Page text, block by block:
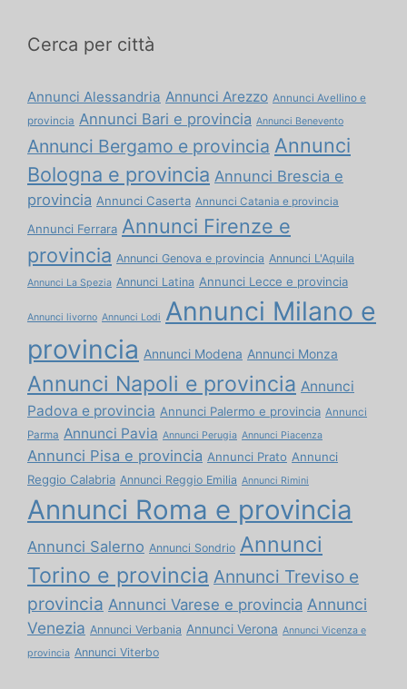
Cerca per città
Annunci Alessandria Annunci Arezzo Annunci Avellino e
provincia Annunci Bari e provincia Annunci Benevento
Annunci Bergamo e provincia Annunci
Bologna e provincia Annunci Brescia e
provincia Annunci Caserta Annunci Catania e provincia
Annunci Ferrara Annunci Firenze e
provincia Annunci Genova e provincia Annunci L'Aquila
Annunci La Spezia Annunci Latina Annunci Lecce e provincia
Annunci livorno Annunci Lodi Annunci Milano e
provincia Annunci Modena Annunci Monza
Annunci Napoli e provincia Annunci
Padova e provincia Annunci Palermo e provincia Annunci
Parma Annunci Pavia Annunci Perugia Annunci Piacenza
Annunci Pisa e provincia Annunci Prato Annunci
Reggio Calabria Annunci Reggio Emilia Annunci Rimini
Annunci Roma e provincia
Annunci Salerno Annunci Sondrio Annunci
Torino e provincia Annunci Treviso e
provincia Annunci Varese e provincia Annunci
Venezia Annunci Verbania Annunci Verona Annunci Vicenza e
provincia Annunci Viterbo